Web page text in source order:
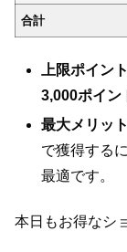
合計
上限ポイント
3,000ポイン
最大メリッ
で獲得する
最適です。
本日もお得なシ